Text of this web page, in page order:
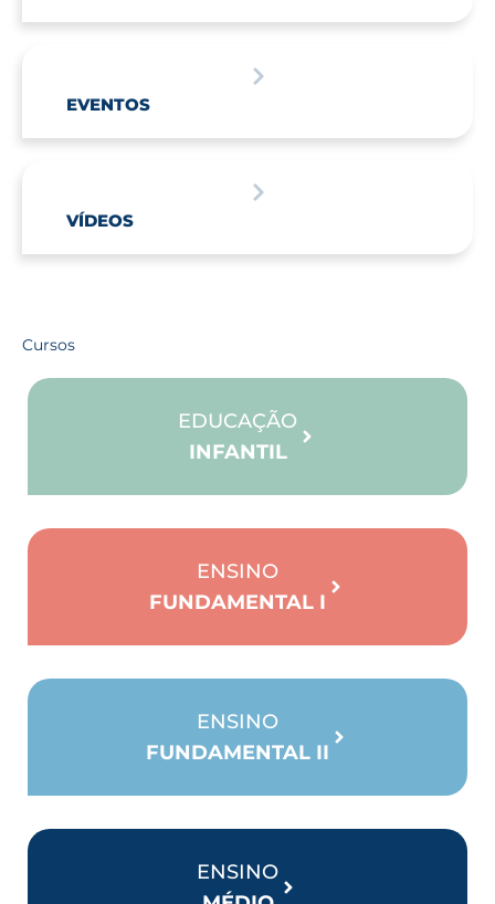
EVENTOS
VÍDEOS
Cursos
EDUCAÇÃO
INFANTIL
ENSINO
FUNDAMENTAL I
ENSINO
FUNDAMENTAL II
ENSINO